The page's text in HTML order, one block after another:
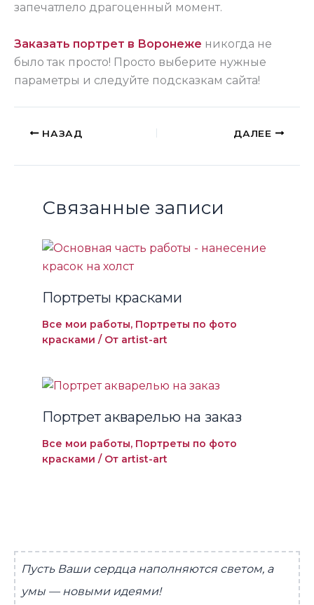
запечатлело драгоценный момент.
Заказать портрет в Воронеже никогда не
было так просто! Просто выберите нужные
параметры и следуйте подсказкам сайта!
НАЗАД ДАЛЕЕ
Связанные записи
Портреты красками
Все мои работы, Портреты по фото
красками / От artist-art
Портрет акварелью на заказ
Все мои работы, Портреты по фото
красками / От artist-art
Пусть Ваши сердца наполняются светом, а
умы — новыми идеями!